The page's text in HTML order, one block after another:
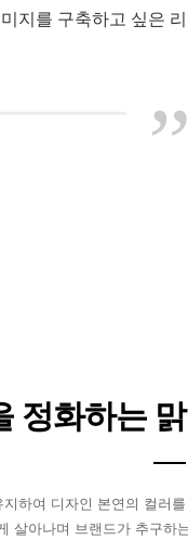
지를 구축하고 싶은
”
정화하는
하여 디자인 본연의 컬러
살아나며 브랜드가 추구하